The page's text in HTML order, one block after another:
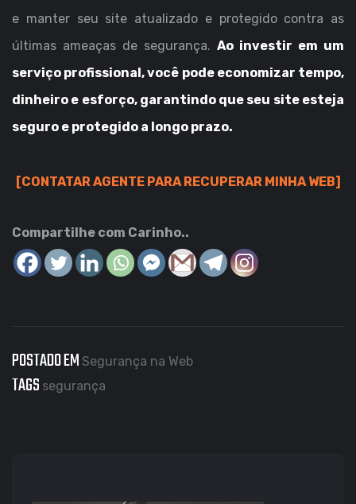
e manter seu site atualizado e protegido contra as
últimas ameaças de segurança. Ao investir em um
serviço profissional, você pode economizar tempo,
dinheiro e esforço, garantindo que seu site esteja
seguro e protegido a longo prazo.
[CONTATAR AGENTE PARA RECUPERAR MINHA WEB]
Compartilhe com Carinho..
POSTADO EM Segurança na Web
TAGS segurança